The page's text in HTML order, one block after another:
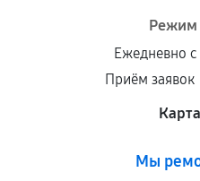
Режим
Ежедневно
Приём заявок
Мы